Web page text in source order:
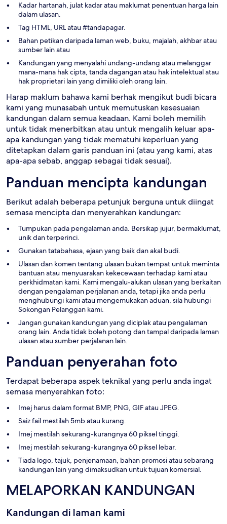
Kadar hartanah, julat kadar atau maklumat penentuan harga lain
dalam ulasan.
Tag HTML, URL atau #tandapagar.
Bahan petikan daripada laman web, buku, majalah, akhbar atau
sumber lain atau
Kandungan yang menyalahi undang-undang atau melanggar
mana-mana hak cipta, tanda dagangan atau hak intelektual atau
hak proprietari lain yang dimiliki oleh orang lain.
Harap maklum bahawa kami berhak mengikut budi bicara
kami yang munasabah untuk memutuskan kesesuaian
kandungan dalam semua keadaan. Kami boleh memilih
untuk tidak menerbitkan atau untuk mengalih keluar apa-
apa kandungan yang tidak mematuhi keperluan yang
ditetapkan dalam garis panduan ini (atau yang kami, atas
apa-apa sebab, anggap sebagai tidak sesuai).
Panduan mencipta kandungan
Berikut adalah beberapa petunjuk berguna untuk diingat
semasa mencipta dan menyerahkan kandungan:
Tumpukan pada pengalaman anda. Bersikap jujur, bermaklumat,
unik dan terperinci.
Gunakan tatabahasa, ejaan yang baik dan akal budi.
Ulasan dan komen tentang ulasan bukan tempat untuk meminta
bantuan atau menyuarakan kekecewaan terhadap kami atau
perkhidmatan kami. Kami mengalu-alukan ulasan yang berkaitan
dengan pengalaman perjalanan anda, tetapi jika anda perlu
menghubungi kami atau mengemukakan aduan, sila hubungi
Sokongan Pelanggan kami.
Jangan gunakan kandungan yang diciplak atau pengalaman
orang lain. Anda tidak boleh potong dan tampal daripada laman
ulasan atau sumber perjalanan lain.
Panduan penyerahan foto
Terdapat beberapa aspek teknikal yang perlu anda ingat
semasa menyerahkan foto:
Imej harus dalam format BMP, PNG, GIF atau JPEG.
Saiz fail mestilah 5mb atau kurang.
Imej mestilah sekurang-kurangnya 60 piksel tinggi.
Imej mestilah sekurang-kurangnya 60 piksel lebar.
Tiada logo, tajuk, penjenamaan, bahan promosi atau sebarang
kandungan lain yang dimaksudkan untuk tujuan komersial.
MELAPORKAN KANDUNGAN
Kandungan di laman kami